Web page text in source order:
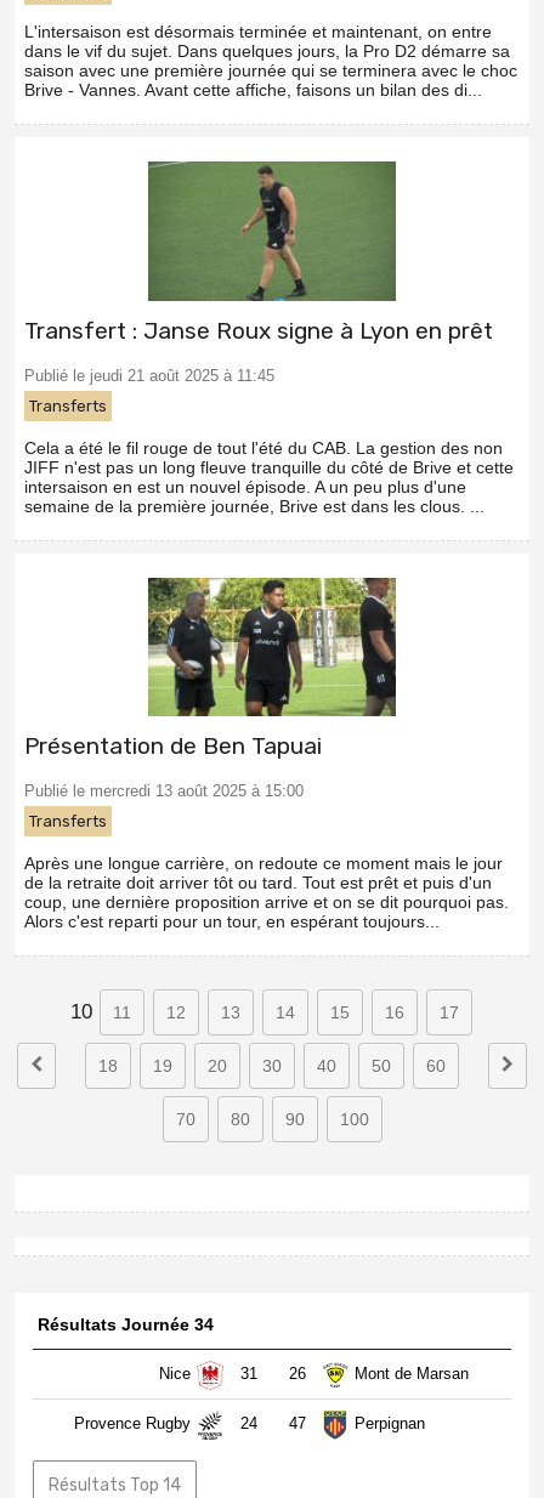
L'intersaison est désormais terminée et maintenant, on entre
dans le vif du sujet. Dans quelques jours, la Pro D2 démarre sa
saison avec une première journée qui se terminera avec le choc
Brive - Vannes. Avant cette affiche, faisons un bilan des di...
Transfert : Janse Roux signe à Lyon en prêt
Publié le jeudi 21 août 2025 à 11:45
Transferts
Cela a été le fil rouge de tout l'été du CAB. La gestion des non
JIFF n'est pas un long fleuve tranquille du côté de Brive et cette
intersaison en est un nouvel épisode. A un peu plus d'une
semaine de la première journée, Brive est dans les clous. ...
Présentation de Ben Tapuai
Publié le mercredi 13 août 2025 à 15:00
Transferts
Après une longue carrière, on redoute ce moment mais le jour
de la retraite doit arriver tôt ou tard. Tout est prêt et puis d'un
coup, une dernière proposition arrive et on se dit pourquoi pas.
Alors c'est reparti pour un tour, en espérant toujours...
10 11 12 13 14 15 16 17
18 19 20 30 40 50 60
70 80 90 100
Résultats Journée 34
Nice 31 26 Mont de Marsan
Provence Rugby 24 47 Perpignan
Résultats Top 14